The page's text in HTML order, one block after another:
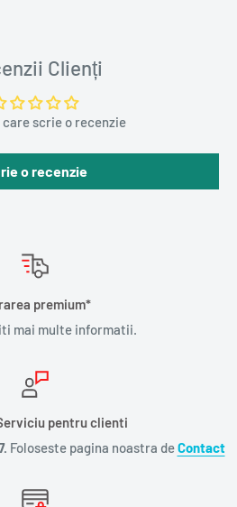
Clienți
scrie o recenzie
o recenzie
premium*
mai multe informatii.
pentru clienti
Foloseste pagina noastra deContact